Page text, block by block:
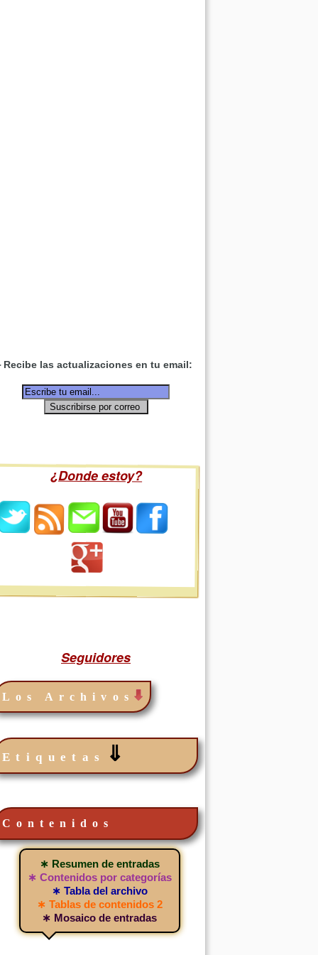
las actualizaciones en tu email:
¿Donde estoy?
Seguidores
Los Archivos
Etiquetas ⇓
Contenidos
∗ Resumen de entradas
∗ Contenidos por categorías
∗ Tabla del archivo
∗ Tablas de contenidos 2
∗ Mosaico de entradas